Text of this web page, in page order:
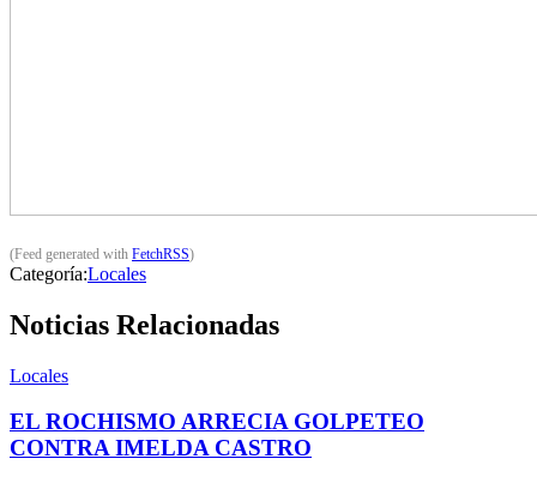
(Feed generated with FetchRSS)
Categoría:Locales
Noticias Relacionadas
Locales
EL ROCHISMO ARRECIA GOLPETEO
CONTRA IMELDA CASTRO